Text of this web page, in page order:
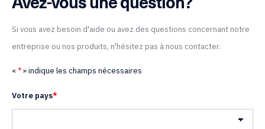
Si vous avez besoin d'aide ou avez des questions concernant notre
entreprise ou nos produits, n'hésitez pas à nous contacter.
« *» indique les champs nécessaires
Votre pays*